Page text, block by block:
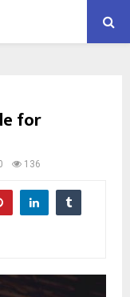
for
136